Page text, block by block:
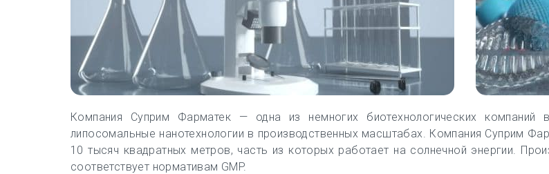
Компания Суприм Фарматек — одна из немногих биотехнологических компаний
липосомальные нанотехнологии в производственных масштабах. Компания Суприм
10 тысяч квадратных метров, часть из которых работает на солнечной энергии.
соответствует нормативам GMP.